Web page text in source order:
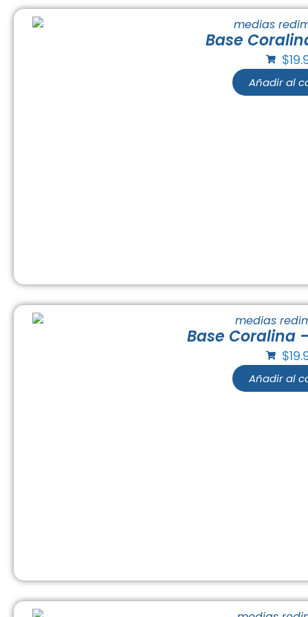
Base
$
Añadir al
Base Coralina
$
Añadir al